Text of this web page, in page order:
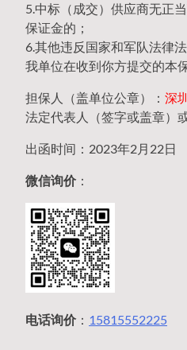
5.中标（成交）供应商无正
保证金的；
6.其他违反国家和军队法律法
我单位在收到你方提交的本
担保人（盖单位公章）： 深
法定代表人（签字或盖章）
出函时间：2023年2月22日
微信询价：
电话询价： 15815552225